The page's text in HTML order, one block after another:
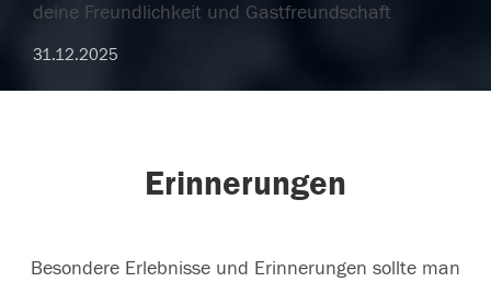
deine Freundlichkeit und Gastfreundschaft
31.12.2025
Erinnerungen
Besondere Erlebnisse und Erinnerungen sollte man